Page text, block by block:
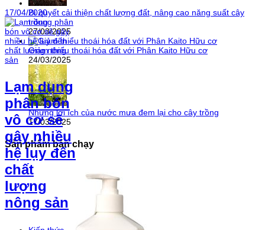
17/04/2020
Lạm dụng
phân bón
vô cơ sẽ
gây nhiều
hệ lụy đến
chất
lượng
nông sản
Bí quyết cải thiện chất lượng đất, nâng cao năng suất cây
trồng
27/03/2025
Giảm thiểu thoái hóa đất với Phân Kaito Hữu cơ
24/03/2025
Những lợi ích của nước mưa đem lại cho cây trồng
17/03/2025
Sản phẩm bán chạy